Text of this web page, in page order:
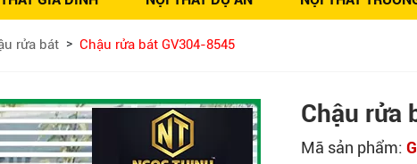
giá Nội thất
rửa bát Chậu rửa bát GV304-8545
Chậu rửa
Mã sản phẩm: